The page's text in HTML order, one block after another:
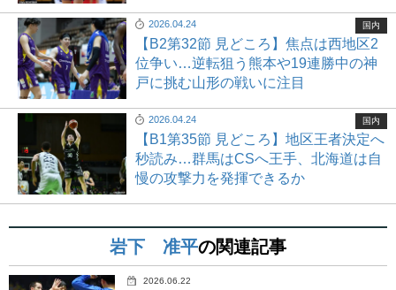
2026.04.24
【B2第32節 見どころ】焦点は西地区2
位争い…逆転狙う熊本や19連勝中の神
戸に挑む山形の戦いに注目
国内
2026.04.24
【B1第35節 見どころ】地区王者決定へ
秒読み…群馬はCSへ王手、北海道は自
慢の攻撃力を発揮できるか
国内
岩下 准平の関連記事
2026.06.22